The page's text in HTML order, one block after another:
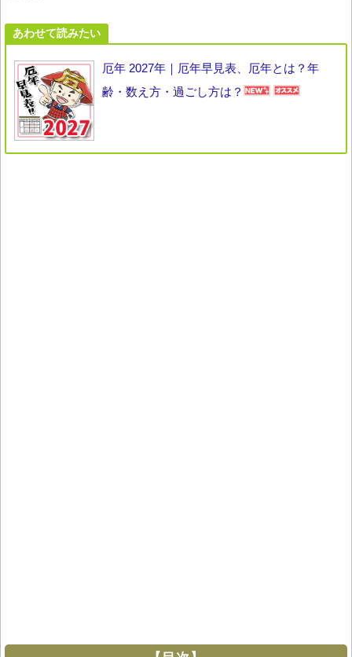
あわせて読みたい
厄年 2027年｜厄年早見表、厄年とは？年
齢・数え方・過ごし方は？